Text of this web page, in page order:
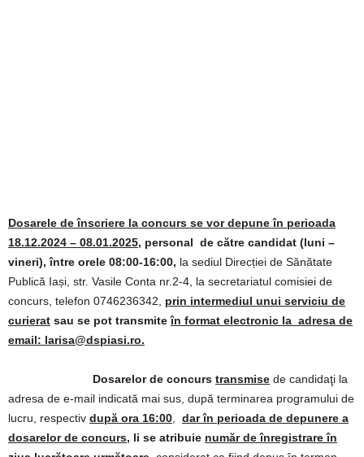
Dosarele de înscriere la concurs se vor depuneîn perioada
18.12.2024 – 08.01.2025, personal de către candidat (luni –
vineri), între orele 08:00-16:00, la sediul Direcției de Sănătate
Publică Iași, str. Vasile Conta nr.2-4, la secretariatul comisiei de
concurs, telefon 0746236342, prin intermediul unui serviciu de
curierat sau se pot transmiteîn format electronic la adresa de
email: larisa@dspiasi.ro.
Dosarelor de concurs transmise de candidaţi la
adresa de e-mail indicată mai sus, după terminarea programului de
lucru, respectiv după ora 16:00
dar în perioada de depunere a
dosarelor de concurs, li se atribuie număr de înregistrare în